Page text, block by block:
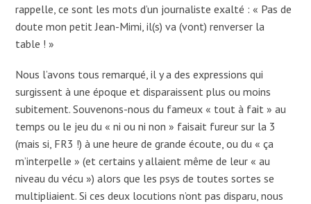
rappelle, ce sont les mots d’un journaliste exalté : « Pas de
doute mon petit Jean-Mimi, il(s) va (vont) renverser la
table ! »
Nous l’avons tous remarqué, il y a des expressions qui
surgissent à une époque et disparaissent plus ou moins
subitement. Souvenons-nous du fameux « tout à fait » au
temps ou le jeu du « ni ou ni non » faisait fureur sur la 3
(mais si, FR3 !) à une heure de grande écoute, ou du « ça
m’interpelle » (et certains y allaient même de leur « au
niveau du vécu ») alors que les psys de toutes sortes se
multipliaient. Si ces deux locutions n’ont pas disparu, nous